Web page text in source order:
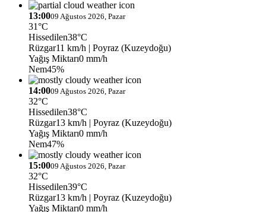
13:0009 Ağustos 2026, Pazar
31°C
Hissedilen38°C
Rüzgar11 km/h | Poyraz (Kuzeydoğu)
Yağış Miktarı0 mm/h
Nem45%
14:0009 Ağustos 2026, Pazar
32°C
Hissedilen38°C
Rüzgar13 km/h | Poyraz (Kuzeydoğu)
Yağış Miktarı0 mm/h
Nem47%
15:0009 Ağustos 2026, Pazar
32°C
Hissedilen39°C
Rüzgar13 km/h | Poyraz (Kuzeydoğu)
Yağış Miktarı0 mm/h